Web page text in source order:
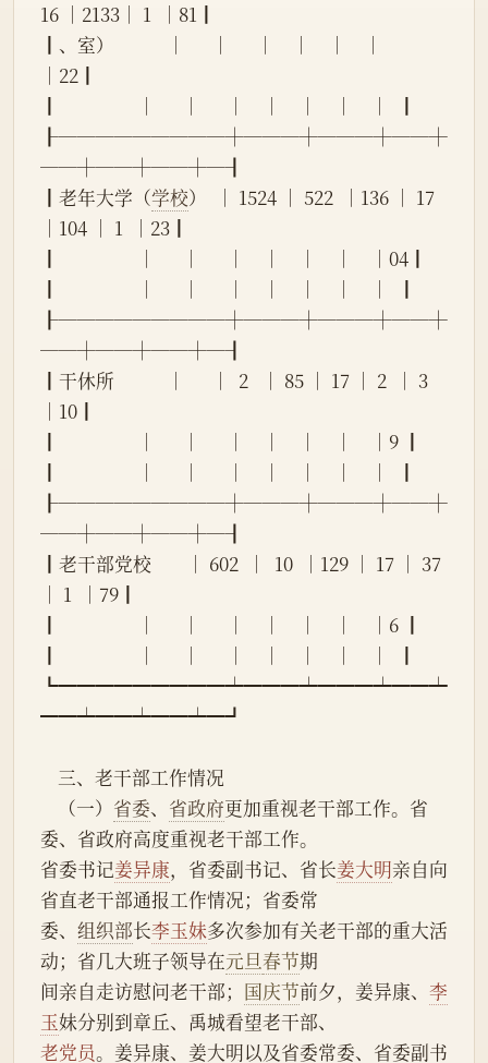
16 │2133│ 1  │81┃
┃、室）            │      │      │    │    │    │
│22┃
┃                  │      │      │    │    │    │    │  ┃
┠─────────┼───┼───┼──┼
──┼──┼──┼─┨
┃老年大学（学校）  │ 1524 │ 522  │136 │ 17
│104 │ 1  │23┃
┃                  │      │      │    │    │    │    │04┃
┃                  │      │      │    │    │    │    │  ┃
┠─────────┼───┼───┼──┼
──┼──┼──┼─┨
┃干休所            │      │  2   │ 85 │ 17 │ 2  │ 3
│10┃
┃                  │      │      │    │    │    │    │9 ┃
┃                  │      │      │    │    │    │    │  ┃
┠─────────┼───┼───┼──┼
──┼──┼──┼─┨
┃老干部党校        │ 602  │  10  │129 │ 17 │ 37
│ 1  │79┃
┃                  │      │      │    │    │    │    │6 ┃
┃                  │      │      │    │    │    │    │  ┃
┗━━━━━━━━━┷━━━┷━━━┷━━┷
━━┷━━┷━━┷━┛
    三、老干部工作情况
    （一）
省委、 省政府更加重视老干部工作。省
委、省政府高度重视老干部工作。
省委书记姜异康，省委副书记、省长姜大明亲自向
省直老干部通报工作情况；省委常
委、 组织部长李玉妹多次参加有关老干部的重大活
动；省几大班子领导在元旦春节期
间亲自走访慰问老干部； 国庆节前夕，姜异康、 李
玉妹分别到章丘、禹城看望老干部、
老党员。姜异康、姜大明以及省委常委、省委副书